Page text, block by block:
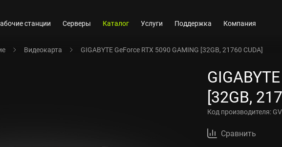
станции Серверы Каталог Услуги Поддержка Компания
Видеокарта GIGABYTE GeForce RTX 5090 GAMING [32GB, 21760 CUDA]
[32GB,
Код производителя:
Сравнить